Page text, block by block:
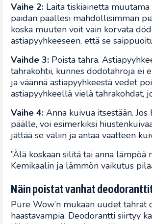
Vaihe 2: Laita tiskiainetta
paidan päällesi mahdollisimman
koska muuten voit vain korvata
astiapyyhkeeseen, että se
Vaihde 3: Poista tahra.
tahrakohtii, kunnes dödötahroja ei
ja väännä astiapyyhkeestä vedet
astiapyyhkeellä vielä tahrakohdat,
Vaihe 4: Anna kuivua itsestään.
päälle, voi esimerkiksi
jättää se väliin ja antaa vaatteen
”Älä koskaan silitä tai anna
Kemikaalin ja lämmön vaikutus
Näin poistat vanhat
Pure Wow’n mukaan uudet
haastavampia. Deodorantti siirtyy